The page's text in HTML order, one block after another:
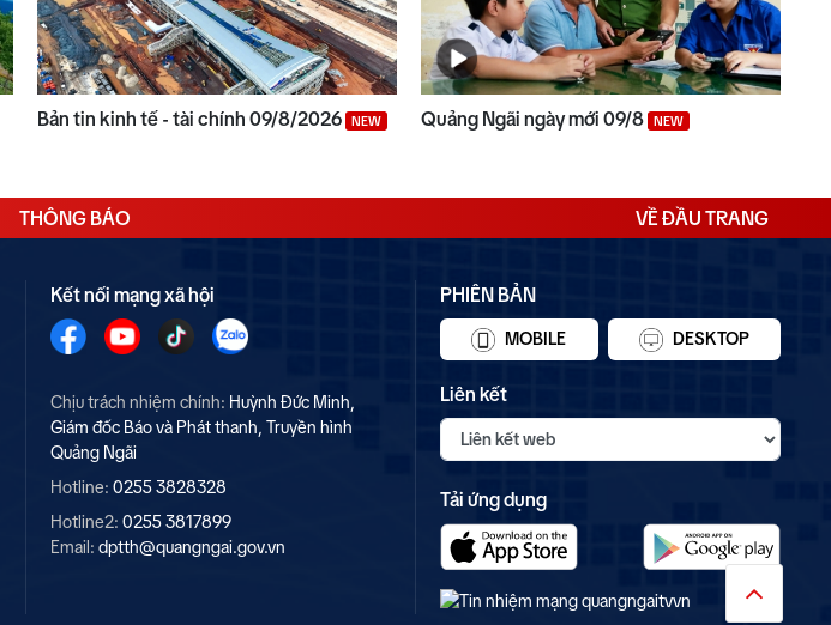
Bản tin kinh tế - tài chính 09/8/2026 NEW Quảng Ngãi ngày mới 09/8 NEW
THÔNG BÁO VỀ ĐẦU TRANG
Kết nối mạng xã hội
Chịu trách nhiệm chính: Huỳnh Đức Minh,
Giám đốc Báo và Phát thanh, Truyền hình
Quảng Ngãi
Hotline: 0255 3828328
Hotline2: 0255 3817899
Email: dptth@quangngai.gov.vn
PHIÊN BẢN
MOBILE DESKTOP
Liên kết
Tải ứng dụng